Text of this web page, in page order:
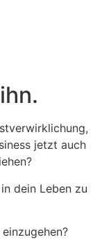
jetzt auch
dein Leben zu